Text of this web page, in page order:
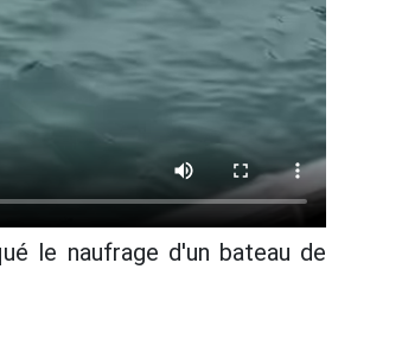
le naufrage d'un bateau de